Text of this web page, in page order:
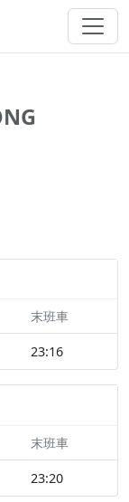
末班車
23:16
末班車
23:20